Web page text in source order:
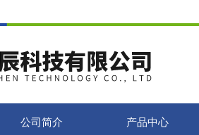
公司简介 产品中心